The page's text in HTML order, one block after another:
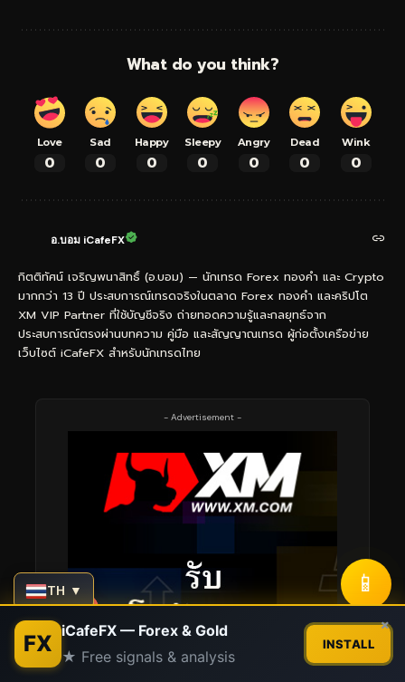
What do you think?
Love
0
Sad
0
Happy
0
Sleepy
0
Angry
0
Dead
0
Wink
0
อ.บอม iCafeFX
กิตติทัศน์ เจริญพนาสิทธิ์ (อ.บอม) — นักเทรด Forex ทองคำ และ Crypto
มากกว่า 13 ปี ประสบการณ์เทรดจริงในตลาด Forex ทองคำ และคริปโต
XM VIP Partner ที่ใช้บัญชีจริง ถ่ายทอดความรู้และกลยุทธ์จาก
ประสบการณ์ตรงผ่านบทความ คู่มือ และสัญญาณเทรด ผู้ก่อตั้งเครือข่าย
เว็บไซต์ iCafeFX สำหรับนักเทรดไทย
- Advertisement -
TH ▼ 📱
FX iCafeFX — Forex & Gold
★ Free signals & analysis
INSTALL
×
Contact us
Open